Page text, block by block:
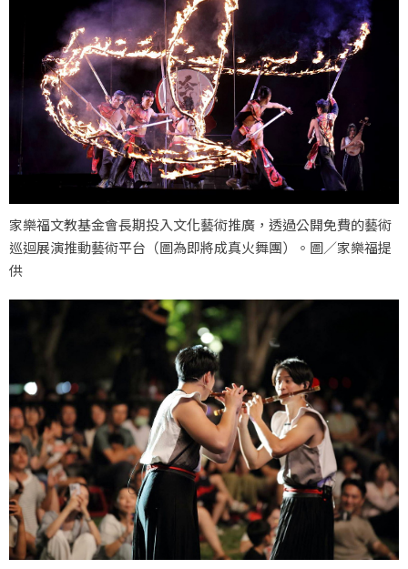
家樂福文教基金會長期投入文化藝術推廣，透過公開免費的藝術
巡迴展演推動藝術平台（圖為即將成真火舞團）。圖／家樂福提
供